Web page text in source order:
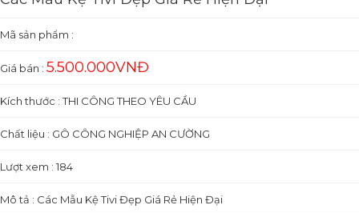
Mã sản phẩm :
Giá bán : 5.500.000VNĐ
Kích thước : THI CÔNG THEO YÊU CẦU
Chất liệu : GÔ CÔNG NGHIỆP AN CƯỜNG
Lượt xem : 184
Mô tả : Các Mẫu Kệ Tivi Đẹp Giá Rẻ Hiện Đại